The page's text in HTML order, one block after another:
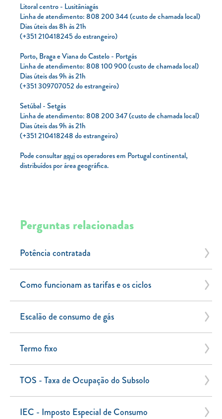
Litoral centro - Lusitâniagás
Linha de atendimento: 808 200 344 (custo de chamada local)
Dias úteis das 8h às 21h
(+351 210418245 do estrangeiro)
Porto, Braga e Viana do Castelo - Portgás
Linha de atendimento: 808 100 900 (custo de chamada local)
Dias úteis das 9h às 21h
(+351 309707052 do estrangeiro)
Setúbal - Setgás
Linha de atendimento: 808 200 347 (custo de chamada local)
Dias úteis das 9h às 21h
(+351 210418248 do estrangeiro)
Pode consultaraquios operadores em Portugal continental,
distribuídos por área geográfica.
Perguntas relacionadas
Potência contratada
Como funcionam as tarifas e os ciclos
Escalão de consumo de gás
Termo fixo
TOS - Taxa de Ocupação do Subsolo
IEC - Imposto Especial de Consumo